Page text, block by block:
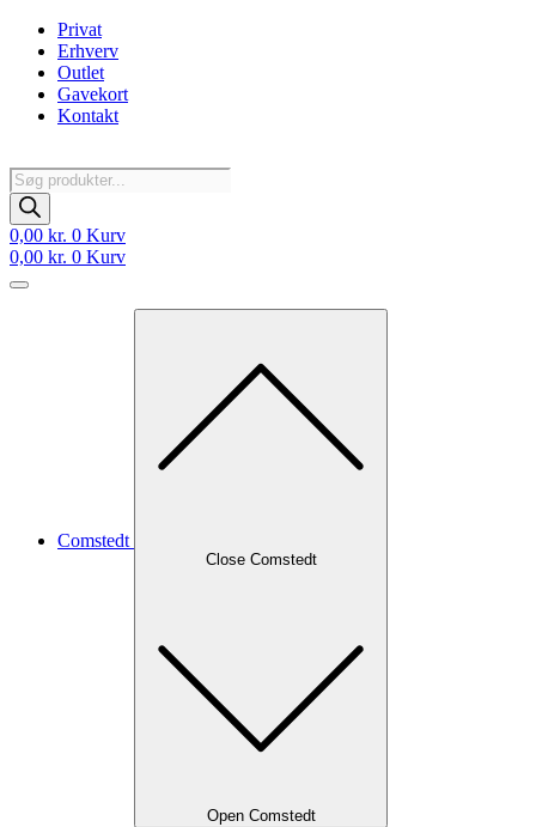
Videre
indhold
Privat
Erhverv
Outlet
Gavekort
Kontakt
Products
search
0,00 kr. 0 Kurv
0,00 kr. 0 Kurv
Comstedt
Close Comstedt
Open Comstedt